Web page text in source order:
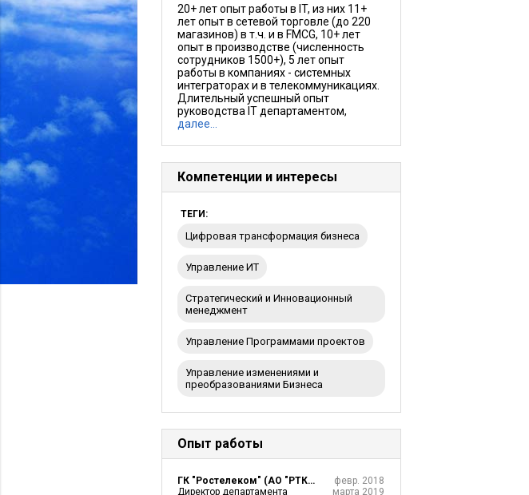
20+ лет опыт работы в IT, из них 11+
лет опыт в сетевой торговле (до 220
магазинов) в т.ч. и в FMCG, 10+ лет
опыт в производстве (численность
сотрудников 1500+), 5 лет опыт
работы в компаниях - системных
интеграторах и в телекоммуникациях.
Длительный успешный опыт
руководства IT департаментом,
далее…
Компетенции и интересы
ТЕГИ:
цифровая трансформация бизнеса
Управление ИТ
Стратегический и Инновационный
менеджмент
Управление Программами проектов
Управление изменениями и
преобразованиями Бизнеса
Опыт работы
ГК "Ростелеком" (АО "РТКомм.РУ")
Директор департамента
февр. 2018
марта 2019